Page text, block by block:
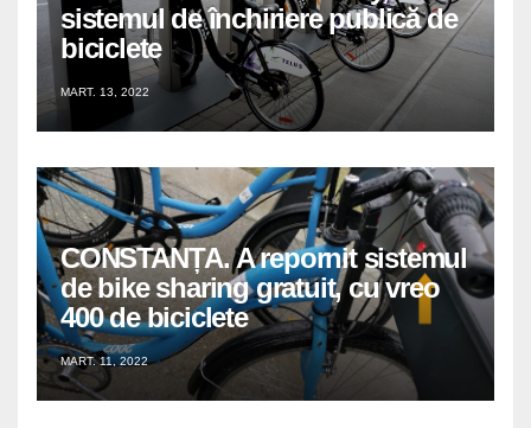
sistemul de închiriere publică de
biciclete
MART. 13, 2022
CONSTANȚA. A repornit sistemul
de bike sharing gratuit, cu vreo
400 de biciclete
MART. 11, 2022